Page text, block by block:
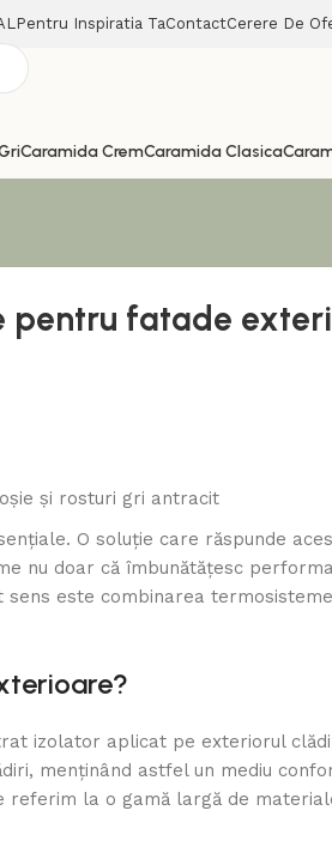
Pentru Inspiratia TaContactCerere De
Caramida CremCaramida Clasica
pentru fatade
O soluție care răspunde
nu doar că îmbunătățesc
este combinarea
izolator aplicat pe exteriorul
menținând astfel un mediu
la o gamă largă de